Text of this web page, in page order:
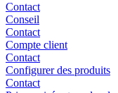
Contact
Conseil
Contact
Compte client
Contact
Configurer des produits
Contact